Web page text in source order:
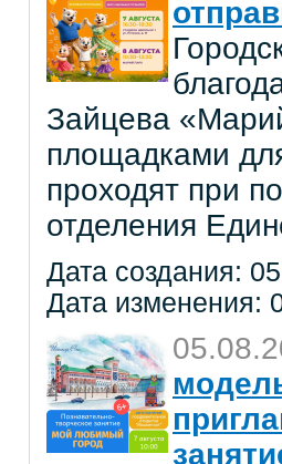
Зайцева
площадками
проходят при
отделения
Дата создания:
Дата изменения: